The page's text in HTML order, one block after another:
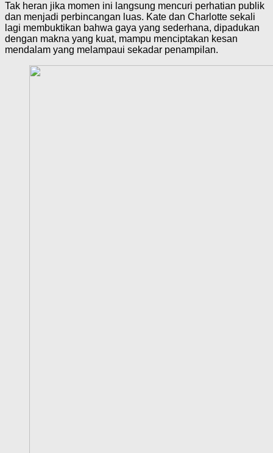
Tak heran jika momen ini langsung mencuri perhatian publik
dan menjadi perbincangan luas. Kate dan Charlotte sekali
lagi membuktikan bahwa gaya yang sederhana, dipadukan
dengan makna yang kuat, mampu menciptakan kesan
mendalam yang melampaui sekadar penampilan.